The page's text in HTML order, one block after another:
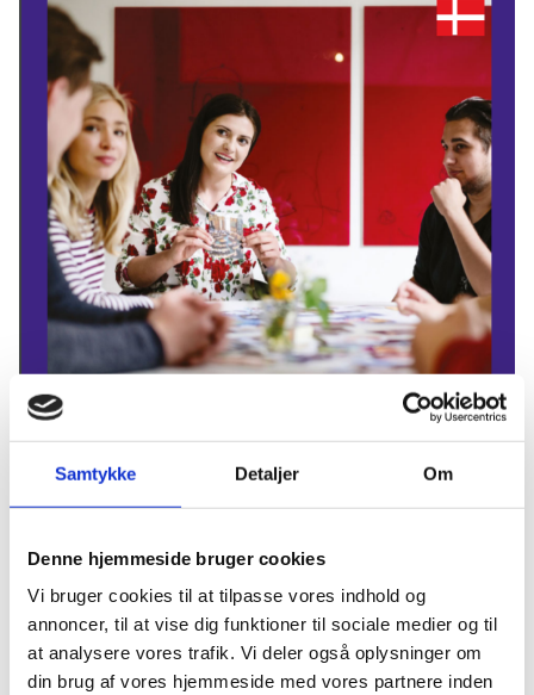
Samtykke Detaljer Om
Denne hjemmeside bruger cookies
Vi bruger cookies til at tilpasse vores indhold og
annoncer, til at vise dig funktioner til sociale medier og til
at analysere vores trafik. Vi deler også oplysninger om
din brug af vores hjemmeside med vores partnere inden
beskrivelse af det danske vejledningssystem og den
seneste udvikling på området. Den er særligt henvendt
til vejledere, der er involveret i internationale
aktiviteter og samarbejder med udenlandske kolleger.
Eksempelvis kan udgivelsen anvendes til introduktion
af det danske vejledningssystem, når man modtager